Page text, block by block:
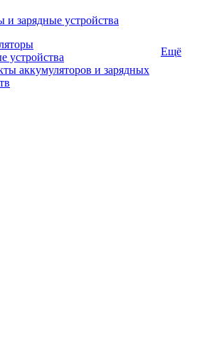
и зарядные устройства
устройства
аккумуляторов и зарядных
Ещё